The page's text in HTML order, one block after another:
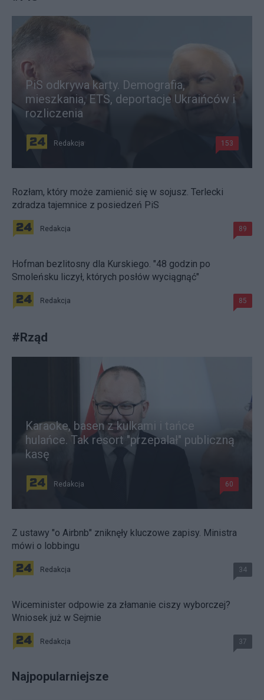
PiS odkrywa karty. Demografia,
mieszkania, ETS, deportacje Ukraińców i
rozliczenia
Redakcja 153
Rozłam, który może zamienić się w sojusz. Terlecki
zdradza tajemnice z posiedzeń PiS
Redakcja 89
Hofman bezlitosny dla Kurskiego. "48 godzin po
Smoleńsku liczył, których posłów wyciągnąć"
Redakcja 85
#Rząd
Karaoke, basen z kulkami i tańce
hulańce. Tak resort "przepalał" publiczną
kasę
Redakcja 60
Z ustawy "o Airbnb" zniknęły kluczowe zapisy. Ministra
mówi o lobbingu
Redakcja 34
Wiceminister odpowie za złamanie ciszy wyborczej?
Wniosek już w Sejmie
Redakcja 37
Najpopularniejsze